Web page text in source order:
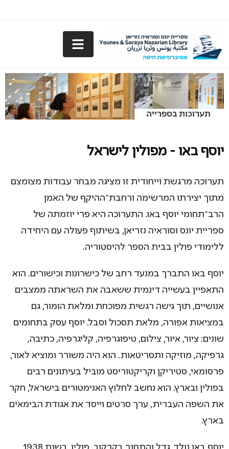
יוסף באו - מפולין לישראל
תערוכה מרגשת וייחודית זו מציגה מבחר עבודות מצומצם
מתוך יצירתו המרשימה ורחבת־ההיקף של האמן
הרב־תחומי יוסף באו. התערוכה היא פרי יוזמתה של
ספריית יונס וסוראיה נזריאן, בשיתוף פעולה עם היחידה
ללימודי פולין בבית הספר להיסטוריה.
יוסף באו התברך במנעד רחב של כישרונות וכישורים. הוא
התאפיין בעשייה דינמית ששאבה את השראתה ממצבים
אנושיים, תוך גישה רגשית מפוכחת ומלאת הומור, גם
במציאות אפורה, מלאת תסכול וסבל. יוסף עסק בתחומים
שונים: ציור, איור, צילום, טיפוגרפיה, קליגרפיה, כתיבה,
גרפיקה, מוזיקה ותסריטאות. הוא היה משורר ומוציא לאור,
פרסומאי, סטיריקן וקריקטוריסט מוביל בעיתונים רבים
בפולין ובארץ. הוא נחשב לחלוץ האנימטורים בישראל, חקר
את השפה העברית, ערך סרטים וייסד את אגודת הבימאים
בארץ.